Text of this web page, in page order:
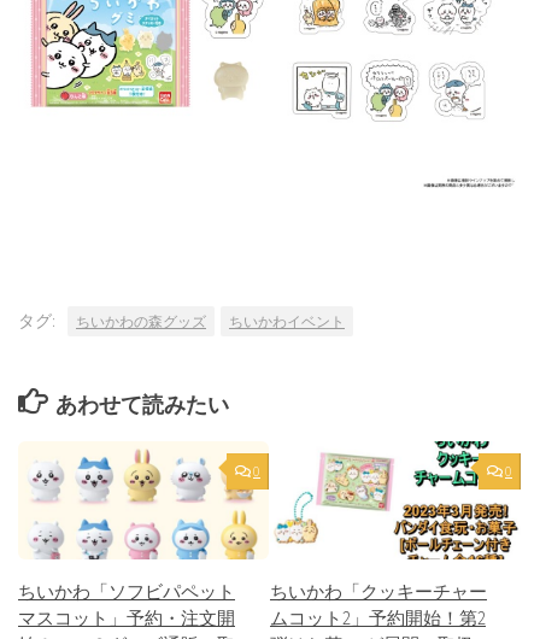
タグ: ちいかわの森グッズ ちいかわイベント
あわせて読みたい
0
ちいかわ「ソフビパペット
マスコット」予約・注文開
0
ちいかわ「クッキーチャー
ムコット2」予約開始！第2